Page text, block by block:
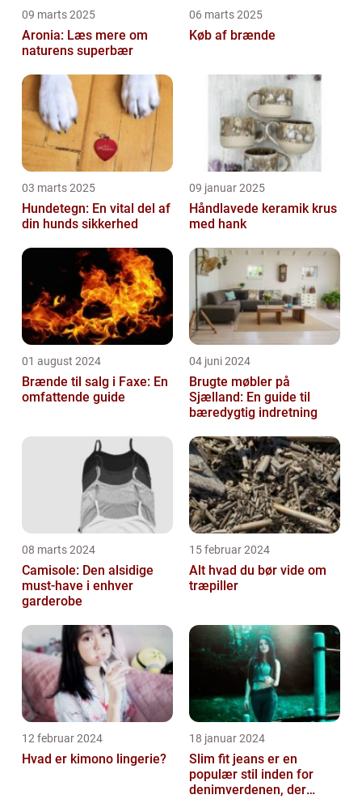
09 marts 2025
Aronia: Læs mere om
naturens superbær
06 marts 2025
Køb af brænde
03 marts 2025
Hundetegn: En vital del af
din hunds sikkerhed
09 januar 2025
Håndlavede keramik krus
med hank
01 august 2024
Brænde til salg i Faxe: En
omfattende guide
04 juni 2024
Brugte møbler på
Sjælland: En guide til
bæredygtig indretning
08 marts 2024
Camisole: Den alsidige
must-have i enhver
garderobe
15 februar 2024
Alt hvad du bør vide om
træpiller
12 februar 2024
Hvad er kimono lingerie?
18 januar 2024
Slim fit jeans er en
populær stil inden for
denimverdenen, der